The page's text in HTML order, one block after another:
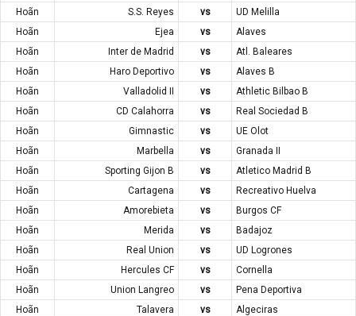
Hoãn
S.S. Reyes vs
UD Melilla
Hoãn
Ejea vs
Alaves
Hoãn
Inter de Madrid vs
Atl. Baleares
Hoãn
Haro Deportivo vs
Alaves B
Hoãn
Valladolid II vs
Athletic Bilbao B
Hoãn
CD Calahorra vs
Real Sociedad B
Hoãn
Gimnastic vs
UE Olot
Hoãn
Marbella vs
Granada II
Hoãn
Sporting Gijon B vs
Atletico Madrid B
Hoãn
Cartagena vs
Recreativo Huelva
Hoãn
Amorebieta vs
Burgos CF
Hoãn
Merida vs
Badajoz
Hoãn
Real Union vs
UD Logrones
Hoãn
Hercules CF vs
Cornella
Hoãn
Union Langreo vs
Pena Deportiva
Hoãn
Talavera vs
Algeciras